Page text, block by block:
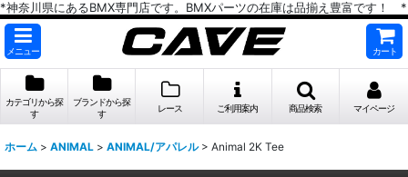
*神奈川県にあるBMX専門店です。BMXパーツの在庫は品揃え豊富です！ *
メニュー カート
カテゴリから探
す
ブランドから探
す
レース ご利用案内 商品検索 マイページ
ホーム > ANIMAL > ANIMAL/アパレル > Animal 2K Tee